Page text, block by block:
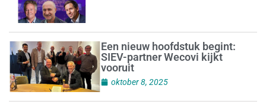
Een nieuw hoofdstuk begint:
SIEV-partner Wecovi kijkt
vooruit
oktober 8, 2025